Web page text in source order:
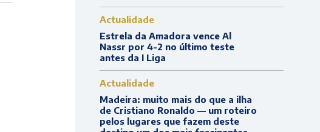
Actualidade
Estrela da Amadora vence Al
Nassr por 4-2 no último teste
antes da I Liga
Actualidade
Madeira: muito mais do que a ilha
de Cristiano Ronaldo — um roteiro
pelos lugares que fazem deste